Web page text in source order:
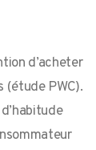
d’acheter
(étude PWC).